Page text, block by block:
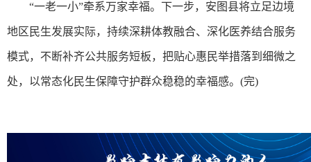
“一老一小”牵系万家幸福。下一步，安图县将立足边境
地区民生发展实际，持续深耕体教融合、深化医养结合服务
模式，不断补齐公共服务短板，把贴心惠民举措落到细微之
处，以常态化民生保障守护群众稳稳的幸福感。(完)